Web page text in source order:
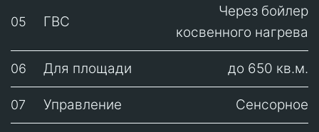
05 ГВС
Через бойлер
косвенного нагрева
06 Для площади до 650 кв.м.
07 Управление Сенсорное